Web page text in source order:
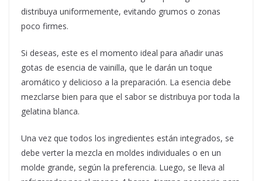
distribuya uniformemente, evitando grumos o zonas
poco firmes.
Si deseas, este es el momento ideal para añadir unas
gotas de esencia de vainilla, que le darán un toque
aromático y delicioso a la preparación. La esencia debe
mezclarse bien para que el sabor se distribuya por toda la
gelatina blanca.
Una vez que todos los ingredientes están integrados, se
debe verter la mezcla en moldes individuales o en un
molde grande, según la preferencia. Luego, se lleva al